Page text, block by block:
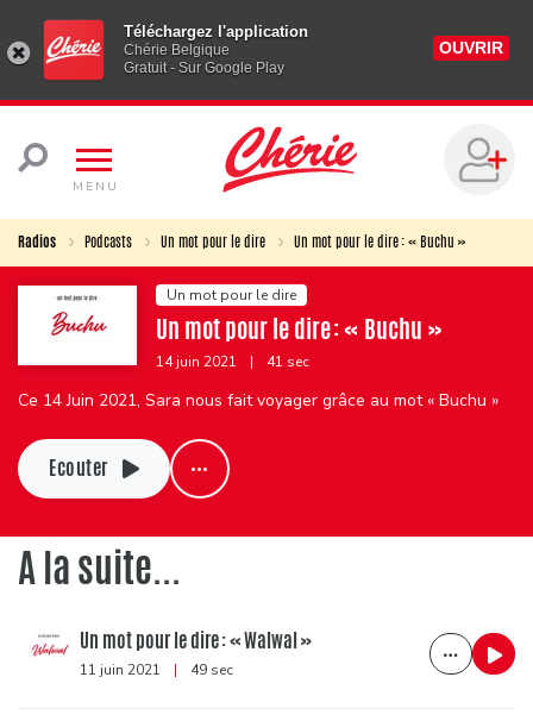
Téléchargez l'application
Chérie Belgique
Gratuit - Sur Google Play
OUVRIR
MENU
Radios Podcasts Un mot pour le dire Un mot pour le dire : « Buchu »
Un mot pour le dire
Un mot pour le dire : « Buchu »
14 juin 2021 | 41 sec
Ce 14 Juin 2021, Sara nous fait voyager grâce au mot « Buchu »
Ecouter
A la suite...
Un mot pour le dire : « Walwal »
11 juin 2021 | 49 sec